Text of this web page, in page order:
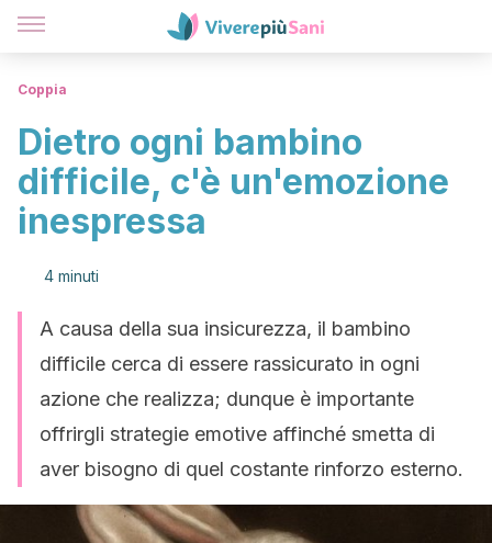
Coppia
Dietro ogni bambino
difficile, c'è un'emozione
inespressa
4 minuti
A causa della sua insicurezza, il bambino
difficile cerca di essere rassicurato in ogni
azione che realizza; dunque è importante
offrirgli strategie emotive affinché smetta di
aver bisogno di quel costante rinforzo esterno.